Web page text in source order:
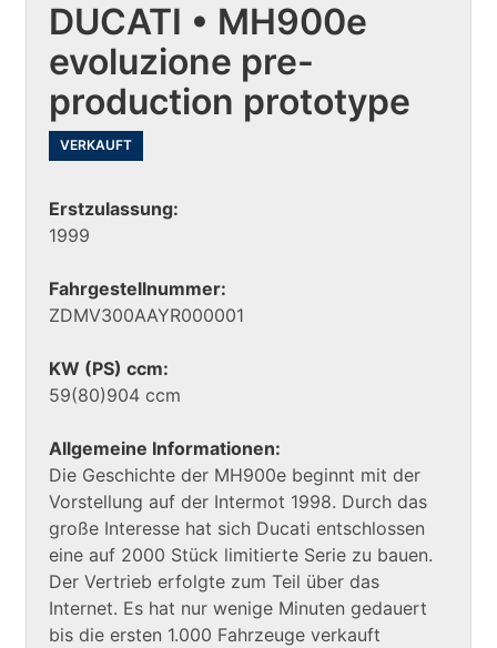
DUCATI • MH900e
evoluzione pre-
production prototype
VERKAUFT
Erstzulassung:
1999
Fahrgestellnummer:
ZDMV300AAYR000001
KW (PS) ccm:
59(80)904 ccm
Allgemeine Informationen:
Die Geschichte der MH900e beginnt mit der
Vorstellung auf der Intermot 1998. Durch das
große Interesse hat sich Ducati entschlossen
eine auf 2000 Stück limitierte Serie zu bauen.
Der Vertrieb erfolgte zum Teil über das
Internet. Es hat nur wenige Minuten gedauert
bis die ersten 1.000 Fahrzeuge verkauft